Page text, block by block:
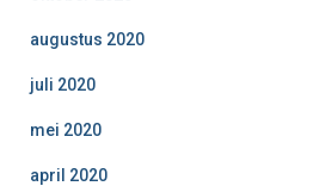
augustus 2020
juli 2020
mei 2020
april 2020